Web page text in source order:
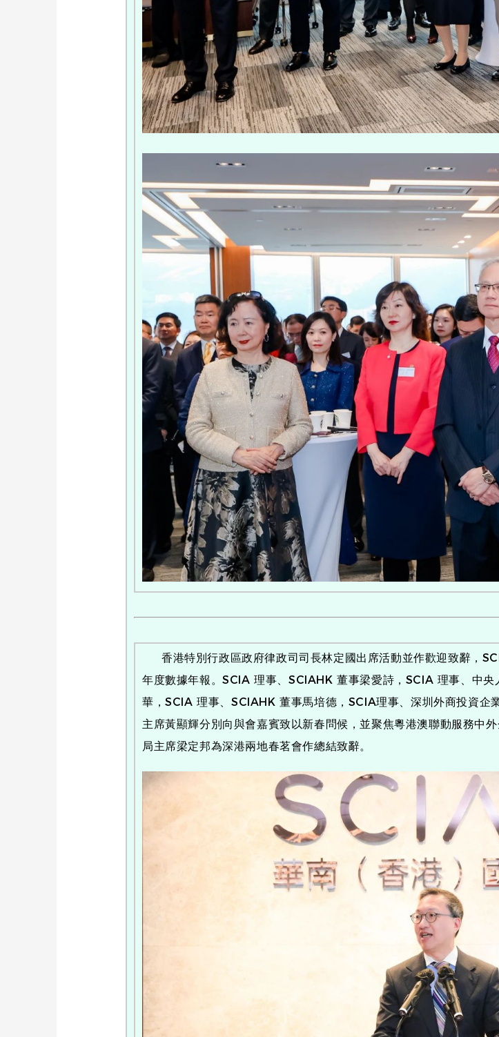
香港特別行政區政府律政司司長林定國出席活動並作歡迎致辭，
年度數據年報。SCIA 理事、SCIAHK 董事梁愛詩，SCIA 理事、中
華，SCIA 理事、SCIAHK 董事馬培德，SCIA理事、深圳外商投資企
主席黃顯輝分別向與會嘉賓致以新春問候，並聚焦粵港澳聯動服務中
局主席梁定邦為深港兩地春茗會作總結致辭。